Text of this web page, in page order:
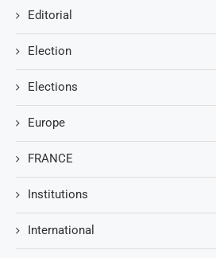
Editorial
Election
Elections
Europe
FRANCE
Institutions
International